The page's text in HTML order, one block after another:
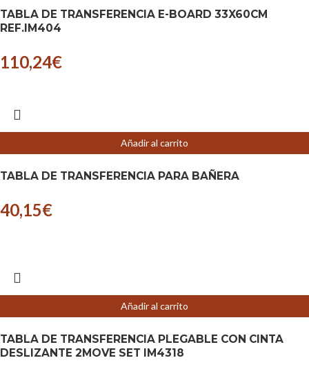
TABLA DE TRANSFERENCIA E-BOARD 33X60CM
REF.IM404
110,24€
Añadir al carrito
TABLA DE TRANSFERENCIA PARA BAÑERA
40,15€
Añadir al carrito
TABLA DE TRANSFERENCIA PLEGABLE CON CINTA
DESLIZANTE 2MOVE SET IM4318